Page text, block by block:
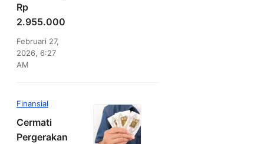
Rp
2.955.000
Februari 27,
2026, 6:27
AM
Finansial
Cermati
Pergerakan